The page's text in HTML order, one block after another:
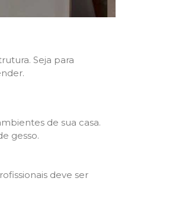
Seja para
de sua casa.
gesso.
deve ser